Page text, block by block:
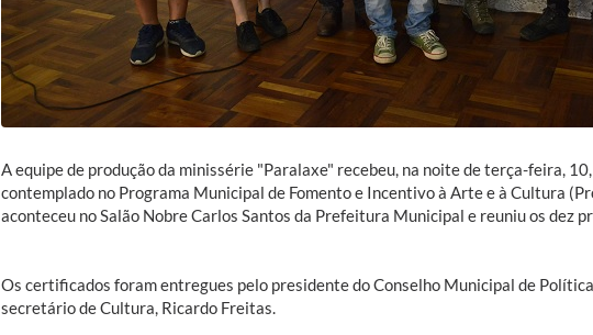
A equipe de produção da minissérie "Paralaxe" recebeu, na noite de terça-feira,
contemplado no Programa Municipal de Fomento e Incentivo à Arte e à Cultura
aconteceu no Salão Nobre Carlos Santos da Prefeitura Municipal e reuniu os dez
Os certificados foram entregues pelo presidente do Conselho Municipal de
secretário de Cultura, Ricardo Freitas.